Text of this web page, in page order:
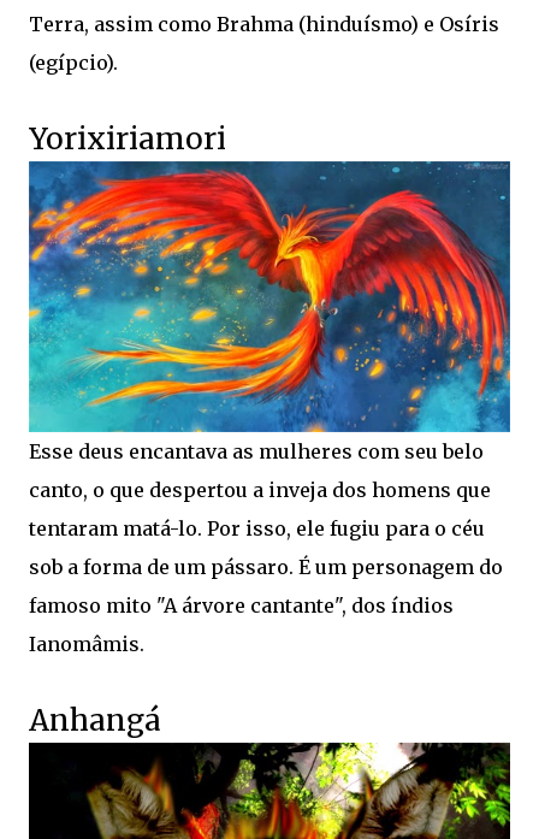
Terra, assim como Brahma (hinduísmo) e Osíris
(egípcio).
Yorixiriamori
Esse deus encantava as mulheres com seu belo
canto, o que despertou a inveja dos homens que
tentaram matá-lo. Por isso, ele fugiu para o céu
sob a forma de um pássaro. É um personagem do
famoso mito "A árvore cantante", dos índios
Ianomâmis.
Anhangá